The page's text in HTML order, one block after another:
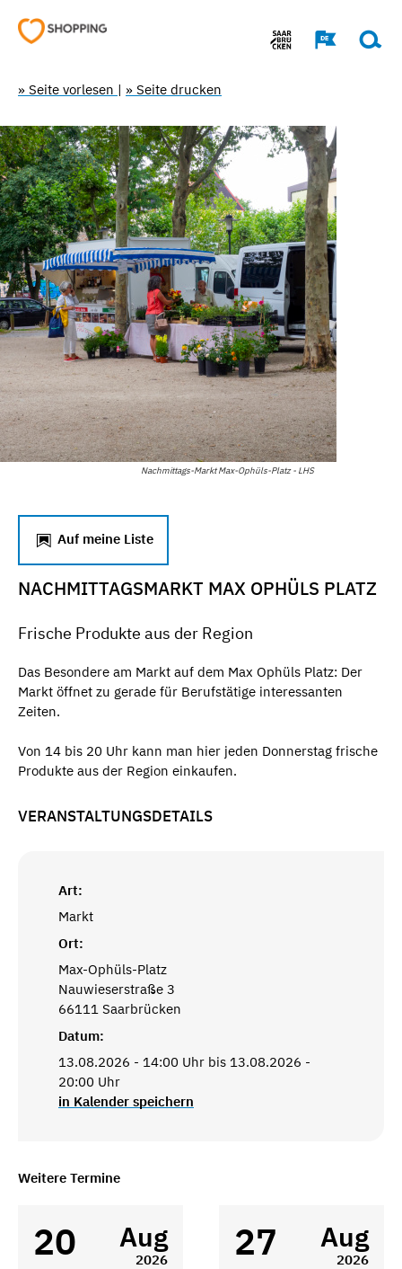
» Seite vorlesen | » Seite drucken
Nachmittags-Markt Max-Ophüls-Platz - LHS
Auf meine Liste
NACHMITTAGSMARKT MAX OPHÜLS PLATZ
Frische Produkte aus der Region
Das Besondere am Markt auf dem Max Ophüls Platz: Der
Markt öffnet zu gerade für Berufstätige interessanten
Zeiten.
Von 14 bis 20 Uhr kann man hier jeden Donnerstag frische
Produkte aus der Region einkaufen.
VERANSTALTUNGSDETAILS
Art:
Markt
Ort:
Max-Ophüls-Platz
Nauwieserstraße 3
66111 Saarbrücken
Datum:
13.08.2026 - 14:00 Uhr bis 13.08.2026 -
20:00 Uhr
in Kalender speichern
Weitere Termine
20 Aug
2026
27 Aug
2026